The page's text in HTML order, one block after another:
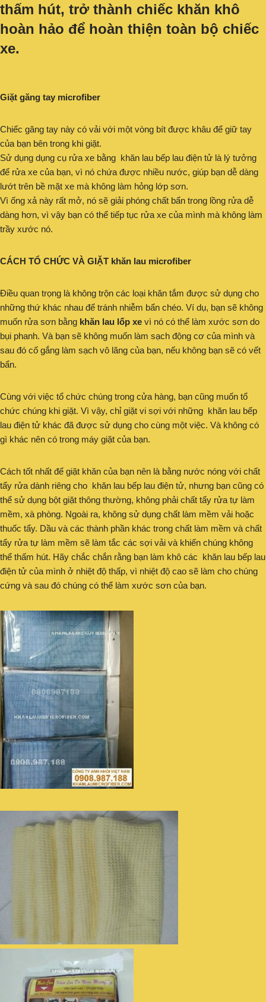
thấm hút, trở thành chiếc khăn khô
hoàn hảo để hoàn thiện toàn bộ chiếc
xe.
Giặt găng tay microfiber
Chiếc găng tay này có vải với một vòng bít được khâu để giữ tay
của bạn bên trong khi giặt.
Sử dụng dụng cụ rửa xe bằng khăn lau bếp lau điện tử là lý tưởng
để rửa xe của bạn, vì nó chứa được nhiều nước, giúp bạn dễ dàng
lướt trên bề mặt xe mà không làm hỏng lớp sơn.
Vì ống xả này rất mở, nó sẽ giải phóng chất bẩn trong lồng rửa dễ
dàng hơn, vì vậy bạn có thể tiếp tục rửa xe của mình mà không làm
trầy xước nó.
CÁCH TỔ CHỨC VÀ GIẶT khăn lau microfiber
Điều quan trọng là không trộn các loại khăn tắm được sử dụng cho
những thứ khác nhau để tránh nhiễm bẩn chéo. Ví dụ, bạn sẽ không
muốn rửa sơn bằng khăn lau lốp xe vì nó có thể làm xước sơn do
bụi phanh. Và bạn sẽ không muốn làm sạch động cơ của mình và
sau đó cố gắng làm sạch vô lăng của bạn, nếu không bạn sẽ có vết
bẩn.
Cùng với việc tổ chức chúng trong cửa hàng, bạn cũng muốn tổ
chức chúng khi giặt. Vì vậy, chỉ giặt vi sợi với những khăn lau bếp
lau điện tử khác đã được sử dụng cho cùng một việc. Và không có
gì khác nên có trong máy giặt của bạn.
Cách tốt nhất để giặt khăn của bạn nên là bằng nước nóng với chất
tẩy rửa dành riêng cho khăn lau bếp lau điện tử, nhưng bạn cũng có
thể sử dụng bột giặt thông thường, không phải chất tẩy rửa tự làm
mềm, xà phòng. Ngoài ra, không sử dụng chất làm mềm vải hoặc
thuốc tẩy. Dầu và các thành phần khác trong chất làm mềm và chất
tẩy rửa tự làm mềm sẽ làm tắc các sợi vải và khiến chúng không
thể thấm hút. Hãy chắc chắn rằng bạn làm khô các khăn lau bếp lau
điện tử của mình ở nhiệt độ thấp, vì nhiệt độ cao sẽ làm cho chúng
cứng và sau đó chúng có thể làm xước sơn của bạn.